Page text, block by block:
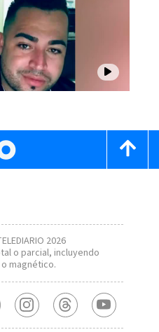
2026
o parcial, incluyendo
magnético.